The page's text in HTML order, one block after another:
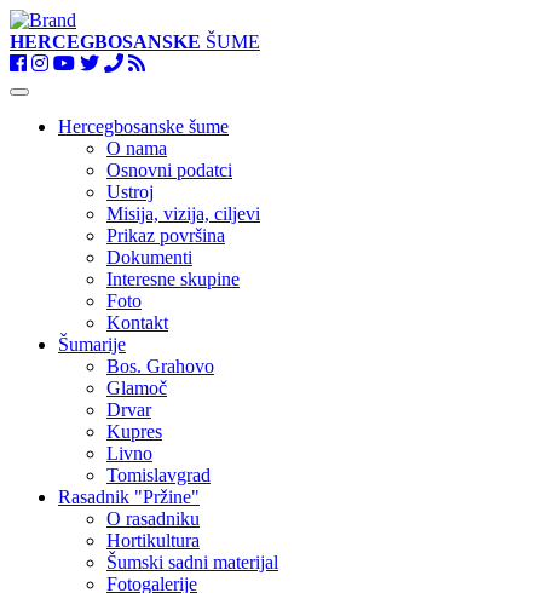
HERCEGBOSANSKE ŠUME
Toggle
navigationHercegbosanske šume
O nama
Osnovni podatci
Ustroj
Misija, vizija, ciljevi
Prikaz površina
Dokumenti
Interesne skupine
Foto
Kontakt
Šumarije
Bos. Grahovo
Glamoč
Drvar
Kupres
Livno
Tomislavgrad
Rasadnik "Pržine"
O rasadniku
Hortikultura
Šumski sadni materijal
Fotogalerije